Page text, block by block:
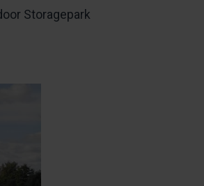
Storagepark